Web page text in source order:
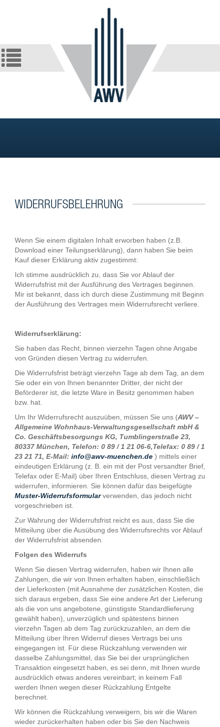
WIDERRUFSBELEHRUNG
Wenn Sie einem digitalen Inhalt erworben haben (z.B.
Download einer Teilungserklärung), dann haben Sie beim
Kauf dieser Erklärung aktiv zugestimmt:
Ich stimme ausdrücklich zu, dass Sie vor Ablauf der
Widerrufsfrist mit der Ausführung des Vertrages beginnen.
Mir ist bekannt, dass ich durch diese Zustimmung mit Beginn
der Ausführung des Vertrages mein Widerrufsrecht verliere.
Widerrufserklärung:
Sie haben das Recht, binnen vierzehn Tagen ohne Angabe
von Gründen diesen Vertrag zu widerrufen.
Die Widerrufsfrist beträgt vierzehn Tage ab dem Tag, an dem
Sie oder ein von Ihnen benannter Dritter, der nicht der
Beförderer ist, die letzte Ware in Besitz genommen haben
bzw. hat.
Um Ihr Widerrufsrecht auszuüben, müssen Sie uns (AWV –
Allgemeine Wohnhaus-Verwaltungsgesellschaft mbH &
Co. Geschäftsbesorgungs KG, Tumblingerstraße 23,
80337 München, Telefon: 0 89 / 1 21 06-6,Telefax: 0 89 / 1
23 21 71, E-Mail: info@awv-muenchen.de ) mittels einer
eindeutigen Erklärung (z. B. ein mit der Post versandter Brief,
Telefax oder E-Mail) über Ihren Entschluss, diesen Vertrag zu
widerrufen, informieren. Sie können dafür das beigefügte
Muster-Widerrufsformularverwenden, das jedoch nicht
vorgeschrieben ist.
Zur Wahrung der Widerrufsfrist reicht es aus, dass Sie die
Mitteilung über die Ausübung des Widerrufsrechts vor Ablauf
der Widerrufsfrist absenden.
Folgen des Widerrufs
Wenn Sie diesen Vertrag widerrufen, haben wir Ihnen alle
Zahlungen, die wir von Ihnen erhalten haben, einschließlich
der Lieferkosten (mit Ausnahme der zusätzlichen Kosten, die
sich daraus ergeben, dass Sie eine andere Art der Lieferung
als die von uns angebotene, günstigste Standardlieferung
gewählt haben), unverzüglich und spätestens binnen
vierzehn Tagen ab dem Tag zurückzuzahlen, an dem die
Mitteilung über Ihren Widerruf dieses Vertrags bei uns
eingegangen ist. Für diese Rückzahlung verwenden wir
dasselbe Zahlungsmittel, das Sie bei der ursprünglichen
Transaktion eingesetzt haben, es sei denn, mit Ihnen wurde
ausdrücklich etwas anderes vereinbart; in keinem Fall
werden Ihnen wegen dieser Rückzahlung Entgelte
berechnet.
Wir können die Rückzahlung verweigern, bis wir die Waren
wieder zurückerhalten haben oder bis Sie den Nachweis